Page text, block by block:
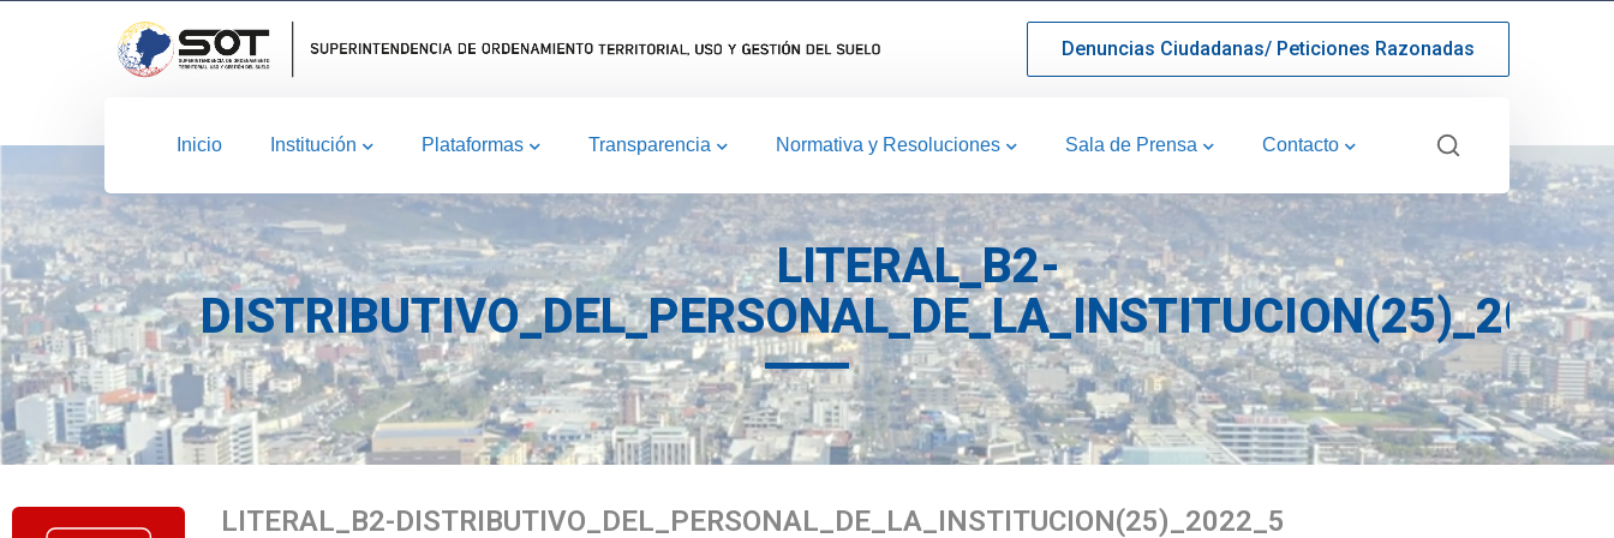
Denuncias Ciudadanas/ Peticiones Razonadas
Inicio Institución Plataformas Transparencia Normativa y Resoluciones Sala de Prensa Contacto
LITERAL_B2-
LITERAL_B2-DISTRIBUTIVO_DEL_PERSONAL_DE_LA_INSTITUCION(25)_2022_5